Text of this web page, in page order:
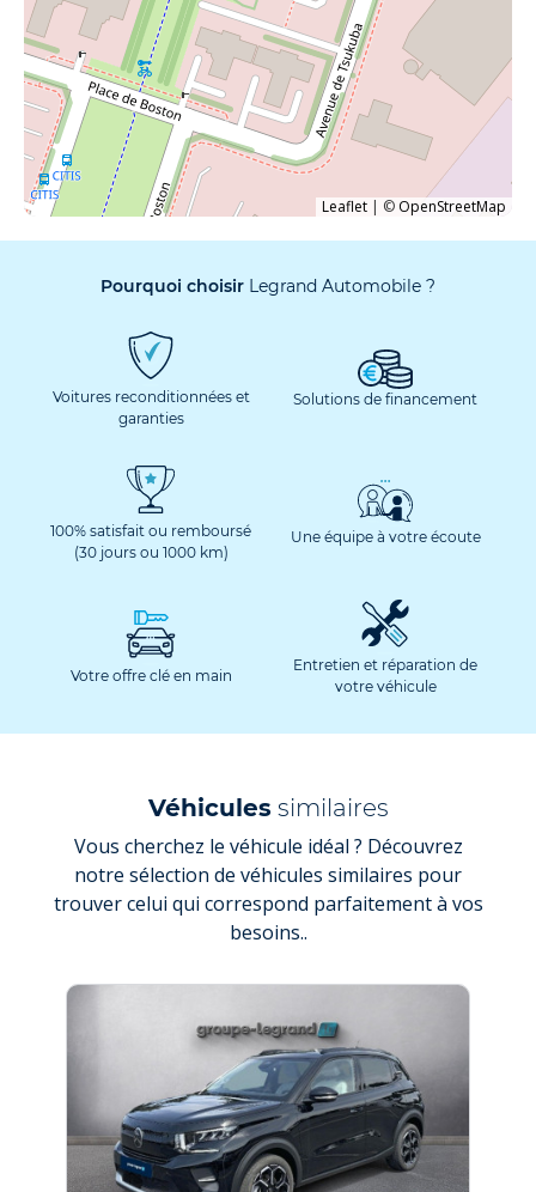
Leaflet | © OpenStreetMap
Pourquoi choisir Legrand Automobile ?
Voitures reconditionnées et
garanties
Solutions de financement
100% satisfait ou remboursé
(30 jours ou 1000 km)
Une équipe à votre écoute
Votre offre clé en main
Entretien et réparation de
votre véhicule
Véhiculessimilaires
Vous cherchez le véhicule idéal ? Découvrez
notre sélection de véhicules similaires pour
trouver celui qui correspond parfaitement à vos
besoins..